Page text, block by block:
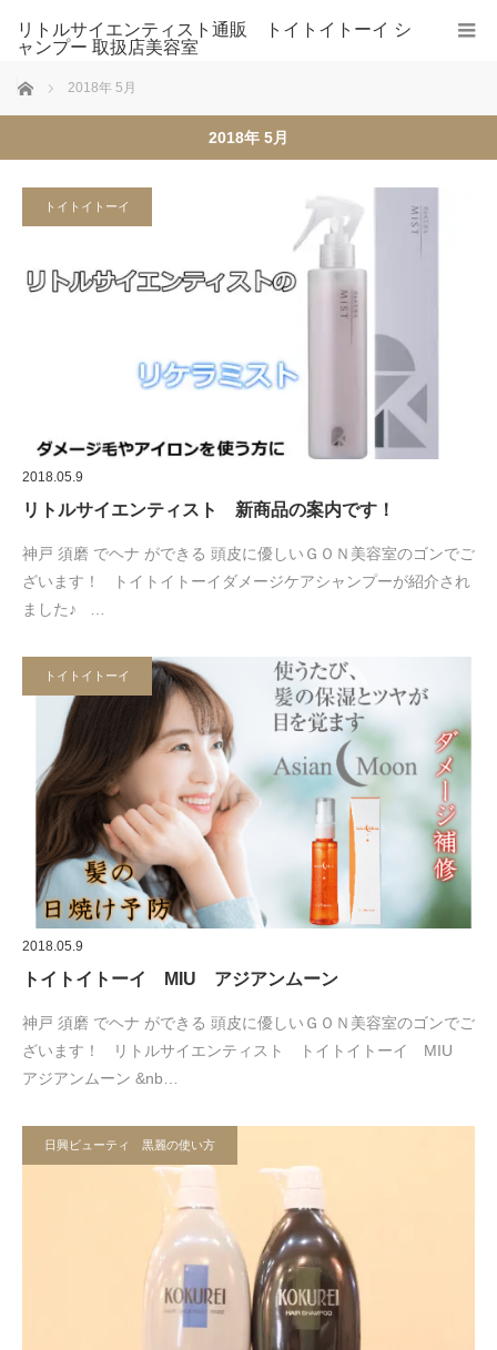
リトルサイエンティスト通販 トイトイトーイ シ
ャンプー 取扱店美容室
ホーム 2018年 5月
2018年 5月
トイトイトーイ
2018.05.9
リトルサイエンティスト 新商品の案内です！
神戸 須磨 でヘナ ができる 頭皮に優しいＧＯＮ美容室のゴンでご
ざいます！ トイトイトーイダメージケアシャンプーが紹介され
ました♪ …
トイトイトーイ
2018.05.9
トイトイトーイ MIU アジアンムーン
神戸 須磨 でヘナ ができる 頭皮に優しいＧＯＮ美容室のゴンでご
ざいます！ リトルサイエンティスト トイトイトーイ MIU
アジアンムーン &nb…
日興ビューティ 黒麗の使い方